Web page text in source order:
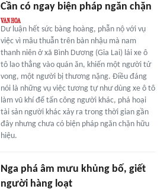
Cần có ngay biện pháp ngăn chặn
Dư luận hết sức bàng hoàng, phẫn nộ với vụ
việc vì mâu thuẫn trên bàn nhậu mà nam
thanh niên ở xã Bình Dương (Gia Lai) lái xe ô
tô lao thẳng vào quán ăn, khiến một người tử
vong, một người bị thương nặng. Điều đáng
nói là những vụ việc tương tự như dùng xe ô tô
làm vũ khí để tấn công người khác, phá hoại
tài sản người khác xảy ra trong thời gian gần
đây nhưng chưa có biện pháp ngăn chặn hữu
hiệu.
Nga phá âm mưu khủng bố, giết
người hàng loạt